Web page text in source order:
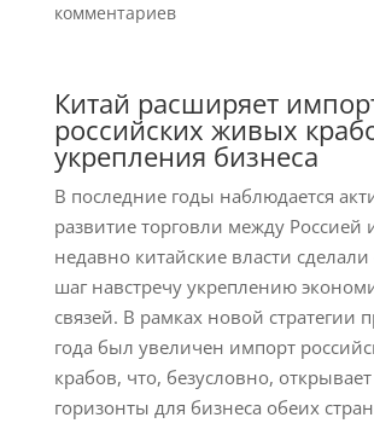
комментариев
Китай расширяет
российских живых
укрепления бизнеса
В последние годы наблюдается
развитие торговли между Россией
недавно китайские власти
шаг навстречу укреплению
связей. В рамках новой стратегии
года был увеличен импорт
крабов, что, безусловно,
горизонты для бизнеса обеих